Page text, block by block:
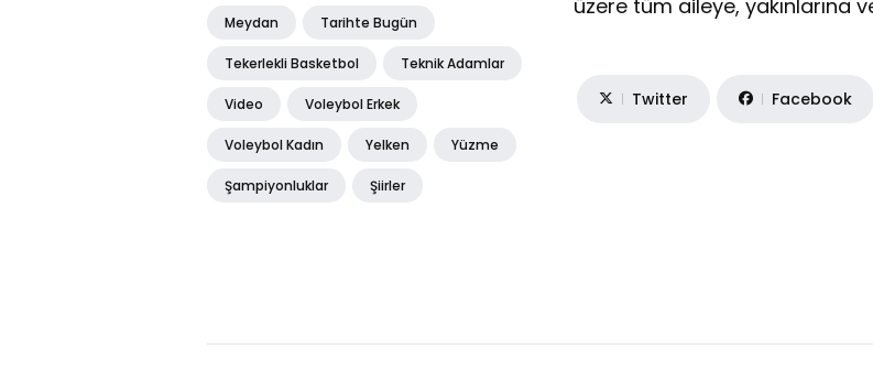
Meydan Tarihte Bugün
Tekerlekli Basketbol Teknik Adamlar
Video Voleybol Erkek
Voleybol Kadın Yelken Yüzme
Şampiyonluklar Şiirler
üzere tüm aileye, yakınlarına
Twitter Facebook